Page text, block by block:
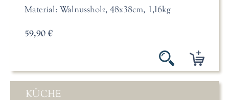
Material: Walnussholz, 48x38cm, 1,16kg
59,90 €
KÜCHE